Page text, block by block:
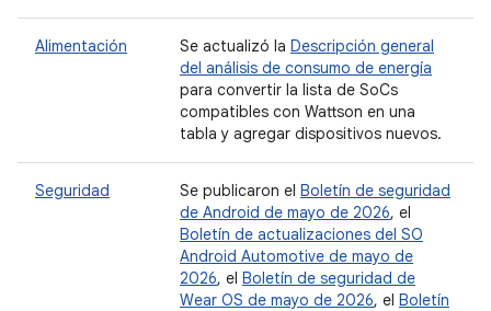
Alimentación Se actualizó la Descripción general
del análisis de consumo de energía
para convertir la lista de SoCs
compatibles con Wattson en una
tabla y agregar dispositivos nuevos.
Seguridad Se publicaron el Boletín de seguridad
de Android de mayo de 2026, el
Boletín de actualizaciones del SO
Android Automotive de mayo de
2026, el Boletín de seguridad de
Wear OS de mayo de 2026, el Boletín